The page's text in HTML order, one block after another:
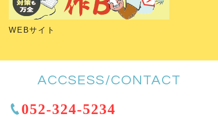
WEBサイト
ACCSESS/CONTACT
052-324-5234